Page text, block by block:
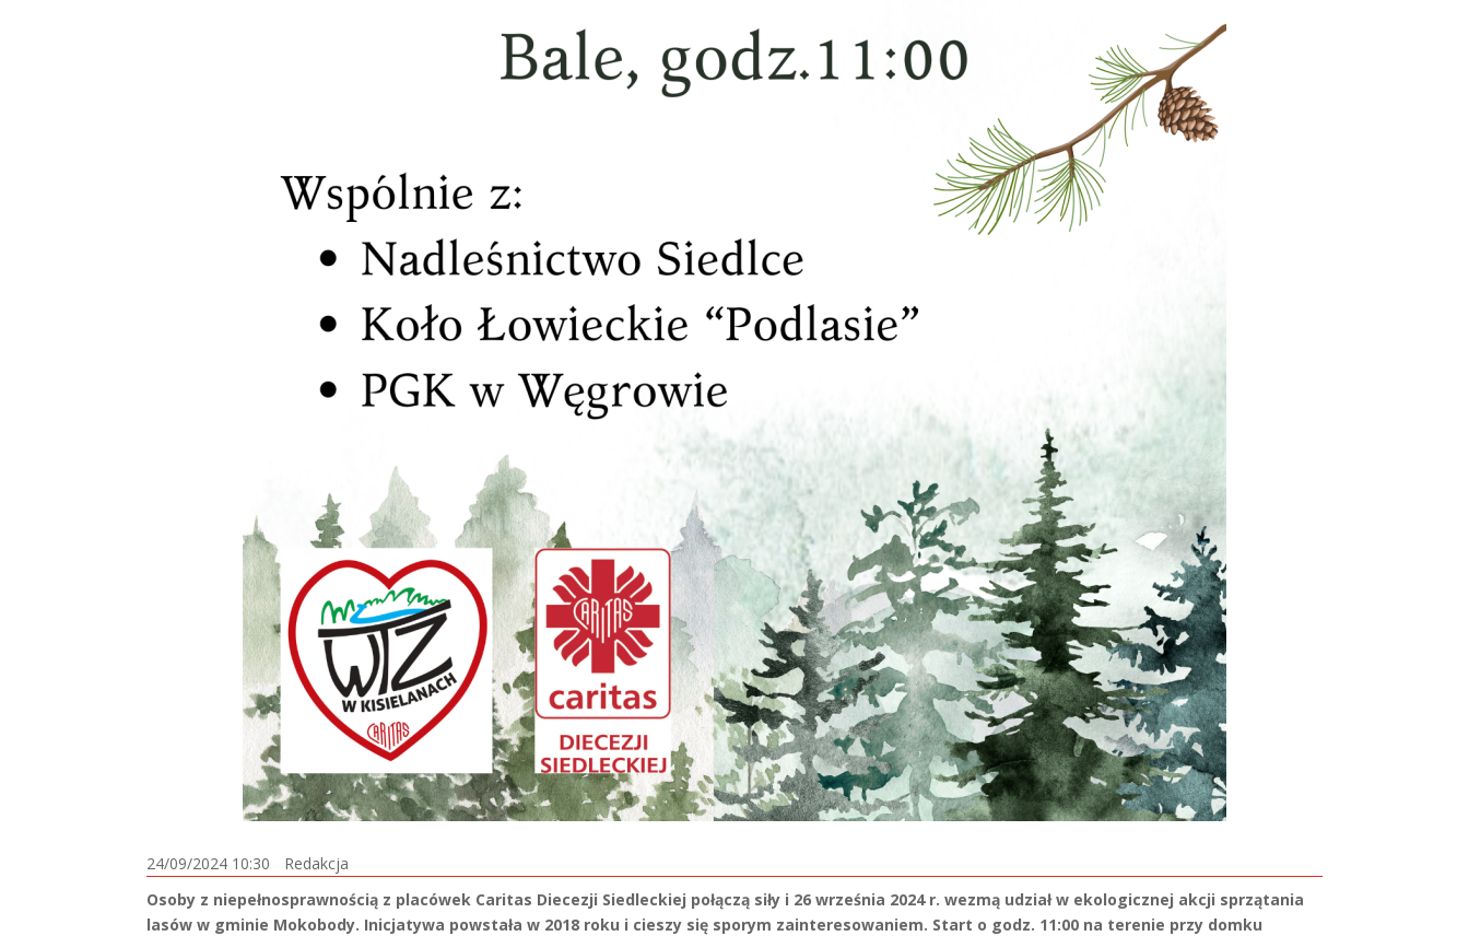
24/09/2024 10:30
Redakcja
Osoby z niepełnosprawnością z placówek Caritas Diecezji Siedleckiej połączą siły i 26 września 2024 r. wezmą udział w ekologicznej akcji sprzątania
lasów w gminie Mokobody. Inicjatywa powstała w 2018 roku i cieszy się sporym zainteresowaniem. Start o godz. 11:00 na terenie przy domku